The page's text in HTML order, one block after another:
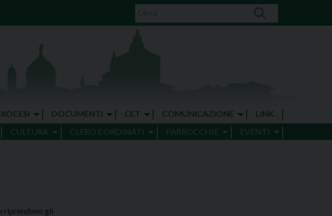
DOCUMENTI CET COMUNICAZIONE
LINK
CULTURA CLERO E ORDINATI PARROCCHIE EVENTI
riprendono gli